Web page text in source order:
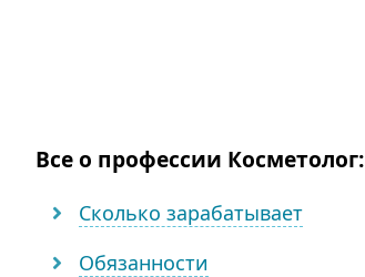
Все о профессии Косметолог:
Сколько зарабатывает
Обязанности